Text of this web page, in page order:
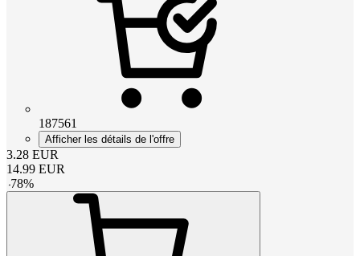
187561
Afficher les détails de l'offre
3.28 EUR
14.99 EUR
-78%